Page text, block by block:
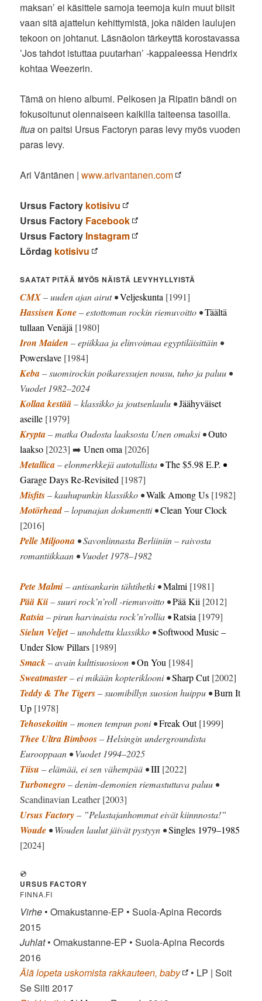
maksan’ ei käsittele samoja teemoja kuin muut biisit
vaan sitä ajattelun kehittymistä, joka näiden laulujen
tekoon on johtanut. Läsnäolon tärkeyttä korostavassa
’Jos tahdot istuttaa puutarhan’ -kappaleessa Hendrix
kohtaa Weezerin.
Tämä on hieno albumi. Pelkosen ja Ripatin bändi on
fokusoitunut olennaiseen kaikilla taiteensa tasoilla.
Ituaon paitsi Ursus Factoryn paras levy myös vuoden
paras levy.
Ari Väntänen |www.arivantanen.com
Ursus Factory kotisivu
Ursus Factory Facebook
Ursus Factory Instagram
Lördag kotisivu
SAATAT PITÄÄ MYÖS NÄISTÄ LEVYHYLLYISTÄ
CMX– uuden ajan airut •Veljeskunta [1991]
Hassisen Kone– estottoman rockin riemuvoitto •Täältä
tullaan Venäjä [1980]
Iron Maiden – epiikkaa ja elinvoimaa egyptiläisittäin •
Powerslave [1984]
Keba– suomirockin poikaressujen nousu, tuho ja paluu •
Vuodet 1982–2024
Kollaa kestää– klassikko ja joutsenlaulu •Jäähyväiset
aseille [1979]
Krypta– matka Oudosta laaksosta Unen omaksi •Outo
laakso [2023] ➡️Unen oma [2026]
Metallica– elonmerkkejä autotallista •The $5.98 E.P. •
Garage Days Re-Revisited [1987]
Misfits– kauhupunkin klassikko •Walk Among Us [1982]
Motörhead– lopunajan dokumentti •Clean Your Clock
[2016]
Pelle Miljoona • Savonlinnasta Berliiniin – raivosta
romantiikkaan • Vuodet 1978–1982
Pete Malmi – antisankarin tähtihetki •Malmi [1981]
Pää Kii– suuri rock’n’roll -riemuvoitto •Pää Kii [2012]
Ratsia– pirun harvinaista rock’n’rollia •Ratsia [1979]
Sielun Veljet– unohdettu klassikko •Softwood Music –
Under Slow Pillars [1989]
Smack– avain kulttisuosioon •On You [1984]
Sweatmaster– ei mikään kopteriklooni •Sharp Cut[2002]
Teddy & The Tigers– suomibillyn suosion huippu •Burn It
Up [1978]
Tehosekoitin – monen tempun poni •Freak Out[1999]
Thee Ultra Bimboos– Helsingin undergroundista
Eurooppaan • Vuodet 1994–2025
Tiisu – elämää, ei sen vähempää •III [2022]
Turbonegro – denim-demonien riemastuttava paluu •
Scandinavian Leather [2003]
Ursus Factory– ”Pelastajanhommat eivät kiinnnosta!”
Woude • Wouden laulut jäivät pystyyn •Singles 1979–1985
[2024]
💿
URSUS FACTORY
FINNA.FI
Virhe • Omakustanne-EP • Suola-Apina Records
2015
Juhlat• Omakustanne-EP • Suola-Apina Records
2016
Älä lopeta uskomista rakkauteen, baby
• LP | Soit
Se Silti 2017